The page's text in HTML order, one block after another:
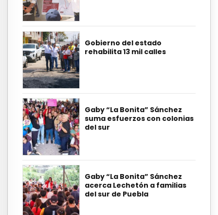
Gobierno del estado
rehabilita 13 mil calles
Gaby “La Bonita” Sánchez
suma esfuerzos con colonias
del sur
Gaby “La Bonita” Sánchez
acerca Lechetón a familias
del sur de Puebla